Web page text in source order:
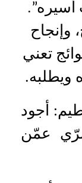
.
وإنجاح
تعني
ويطلبه.
أجود
عمّن